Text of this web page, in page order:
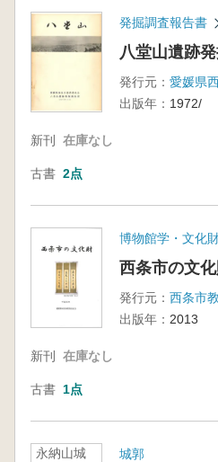
発掘調査報告書
八堂山遺跡
発行元：
出版年： 1972/
新刊 在庫なし
古書 2点
博物館学・文化
西条市の文
発行元： 西条市
出版年： 2013
新刊 在庫なし
古書 1点
永納山城
城郭